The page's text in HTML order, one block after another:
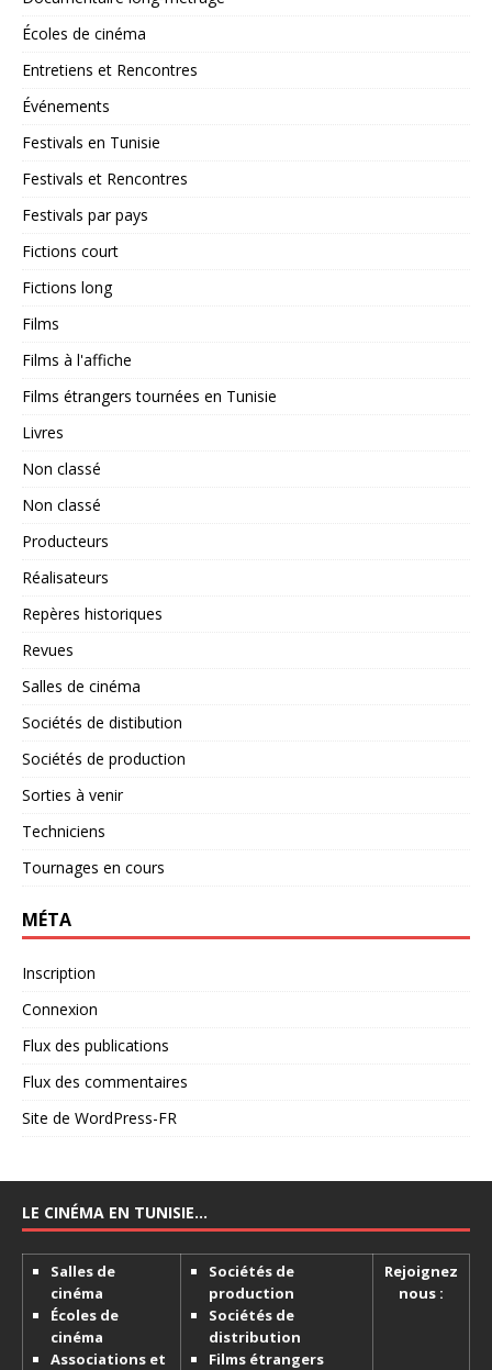
Écoles de cinéma
Entretiens et Rencontres
Événements
Festivals en Tunisie
Festivals et Rencontres
Festivals par pays
Fictions court
Fictions long
Films
Films à l'affiche
Films étrangers tournées en Tunisie
Livres
Non classé
Non classé
Producteurs
Réalisateurs
Repères historiques
Revues
Salles de cinéma
Sociétés de distibution
Sociétés de production
Sorties à venir
Techniciens
Tournages en cours
MÉTA
Inscription
Connexion
Flux des publications
Flux des commentaires
Site de WordPress-FR
LE CINÉMA EN TUNISIE…
Salles de
cinéma
Écoles de
cinéma
Associations et
Sociétés de
production
Sociétés de
distribution
Films étrangers
Rejoignez
nous :